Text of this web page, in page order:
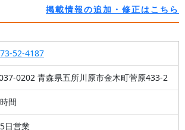
掲載情報の追加・修正はこちら
52-4187
0202 青森県五所川原市金木町菅原433-2
間
日営業